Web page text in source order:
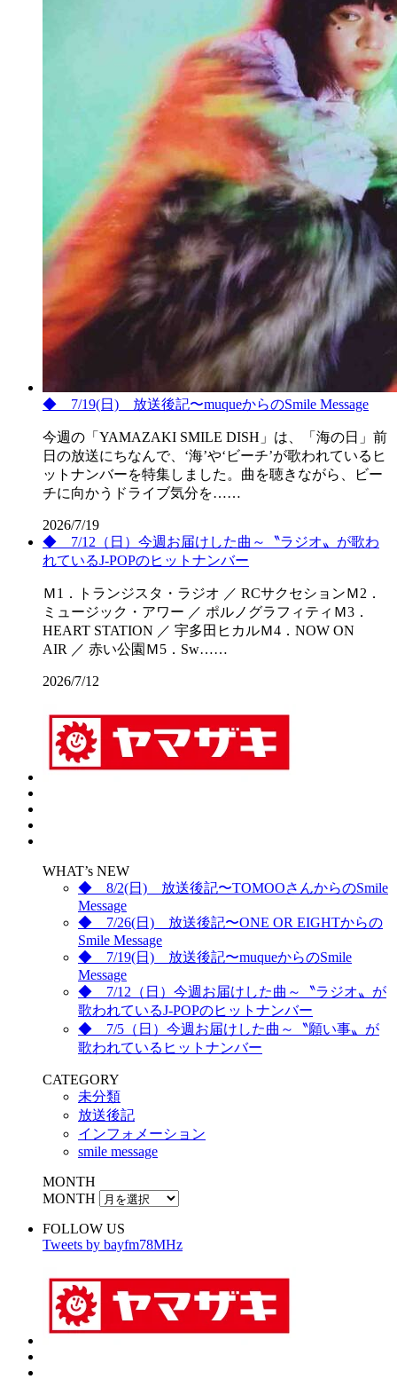
◆ 7/19(日) 放送後記〜muqueからのSmile Message
今週の「YAMAZAKI SMILE DISH」は、「海の日」前
日の放送にちなんで、‘海’や‘ビーチ’が歌われているヒ
ットナンバーを特集しました。曲を聴きながら、ビー
チに向かうドライブ気分を……
2026/7/19
◆ 7/12（日）今週お届けした曲～〝ラジオ〟が歌わ
れているJ-POPのヒットナンバー
Ｍ1．トランジスタ・ラジオ ／ RCサクセションＭ2．
ミュージック・アワー ／ ポルノグラフィティＭ3．
HEART STATION ／ 宇多田ヒカルＭ4．NOW ON
AIR ／ 赤い公園Ｍ5．Sw……
2026/7/12
WHAT’s NEW
◆ 8/2(日) 放送後記〜TOMOOさんからのSmile
Message
◆ 7/26(日) 放送後記〜ONE OR EIGHTからの
Smile Message
◆ 7/19(日) 放送後記〜muqueからのSmile
Message
◆ 7/12（日）今週お届けした曲～〝ラジオ〟が
歌われているJ-POPのヒットナンバー
◆ 7/5（日）今週お届けした曲～〝願い事〟が
歌われているヒットナンバー
CATEGORY
未分類
放送後記
インフォメーション
smile message
MONTH
MONTH
FOLLOW US
Tweets by bayfm78MHz